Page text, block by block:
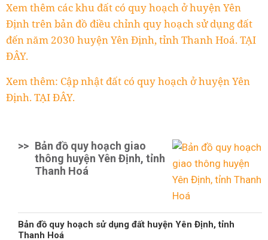
Xem thêm các khu đất có quy hoạch ở huyện Yên
Định trên bản đồ điều chỉnh quy hoạch sử dụng đất
đến năm 2030 huyện Yên Định, tỉnh Thanh Hoá. TẠI
ĐÂY.
Xem thêm: Cập nhật đất có quy hoạch ở huyện Yên
Định. TẠI ĐÂY.
>> Bản đồ quy hoạch giao
thông huyện Yên Định, tỉnh
Thanh Hoá
Bản đồ quy hoạch sử dụng đất huyện Yên Định, tỉnh
Thanh Hoá